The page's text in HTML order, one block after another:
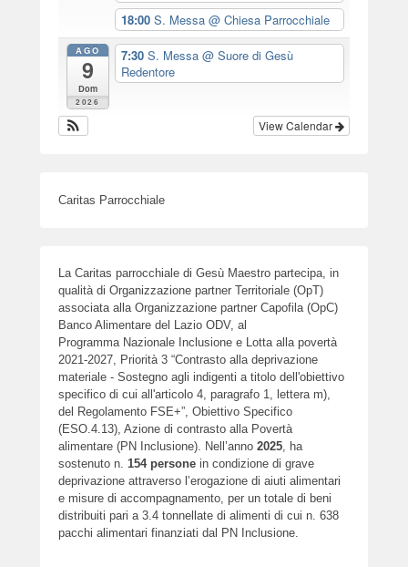
18:00 S. Messa @ Chiesa Parrocchiale
AGO
9
Dom
2026
7:30 S. Messa @ Suore di Gesù
Redentore
View Calendar
Caritas Parrocchiale
La Caritas parrocchiale di Gesù Maestro partecipa, in
qualità di Organizzazione partner Territoriale (OpT)
associata alla Organizzazione partner Capofila (OpC)
Banco Alimentare del Lazio ODV, al
Programma Nazionale Inclusione e Lotta alla povertà
2021-2027, Priorità 3 “Contrasto alla deprivazione
materiale - Sostegno agli indigenti a titolo dell'obiettivo
specifico di cui all'articolo 4, paragrafo 1, lettera m),
del Regolamento FSE+”, Obiettivo Specifico
(ESO.4.13), Azione di contrasto alla Povertà
alimentare (PN Inclusione). Nell’anno 2025 , ha
sostenuto n. 154 persone in condizione di grave
deprivazione attraverso l’erogazione di aiuti alimentari
e misure di accompagnamento, per un totale di beni
distribuiti pari a 3.4 tonnellate di alimenti di cui n. 638
pacchi alimentari finanziati dal PN Inclusione.